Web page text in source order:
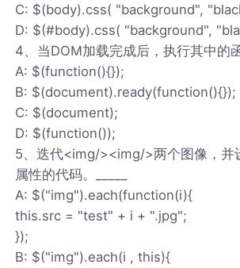
C: $(body).css( "background",
D: $(#body).css( "background",
4、当DOM加载完成后，执行其中的函
A: $(function(){});
B: $(document).ready(function(){});
C: $(document);
D: $(function());
5、迭代<img/><img/>两个图像，并
属性的代码。_____
A: $("img").each(function(i){
this.src = "test" + i + ".jpg";
});
B: $("img").each(i , this){